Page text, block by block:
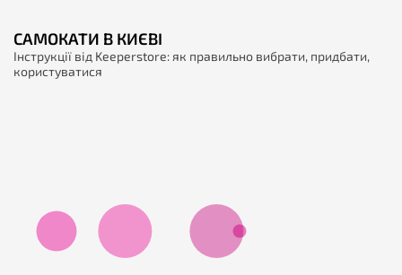
САМОКАТИ В КИЄВІ
Інструкції від Keeperstore: як правильно вибрати, придбати,
користуватися